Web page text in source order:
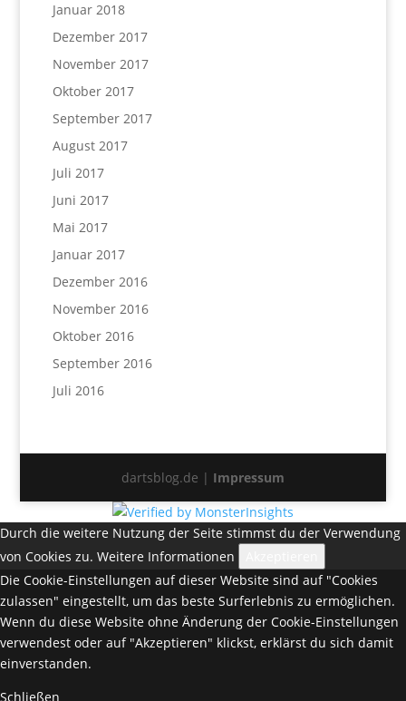
Januar 2018
Dezember 2017
November 2017
Oktober 2017
September 2017
August 2017
Juli 2017
Juni 2017
Mai 2017
Januar 2017
Dezember 2016
November 2016
Oktober 2016
September 2016
Juli 2016
dartsblog.de | Impressum
Durch die weitere Nutzung der Seite stimmst du der Verwendung
von Cookies zu. Weitere Informationen
Die Cookie-Einstellungen auf dieser Website sind auf "Cookies
zulassen" eingestellt, um das beste Surferlebnis zu ermöglichen.
Wenn du diese Website ohne Änderung der Cookie-Einstellungen
verwendest oder auf "Akzeptieren" klickst, erklärst du sich damit
einverstanden.
Schließen